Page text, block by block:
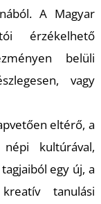
A Magyar
érzékelhető
belüli
vagy
eltérő, a
kultúrával,
egy új, a
tanulási